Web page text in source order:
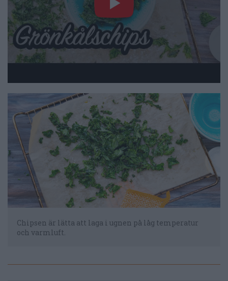
Chipsen är lätta att laga i ugnen på låg temperatur
och varmluft.